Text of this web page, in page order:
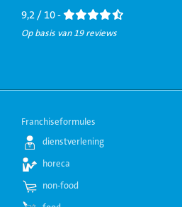
9,2 / 10 -
Op basis van 19 reviews
Franchiseformules
dienstverlening
horeca
non-food